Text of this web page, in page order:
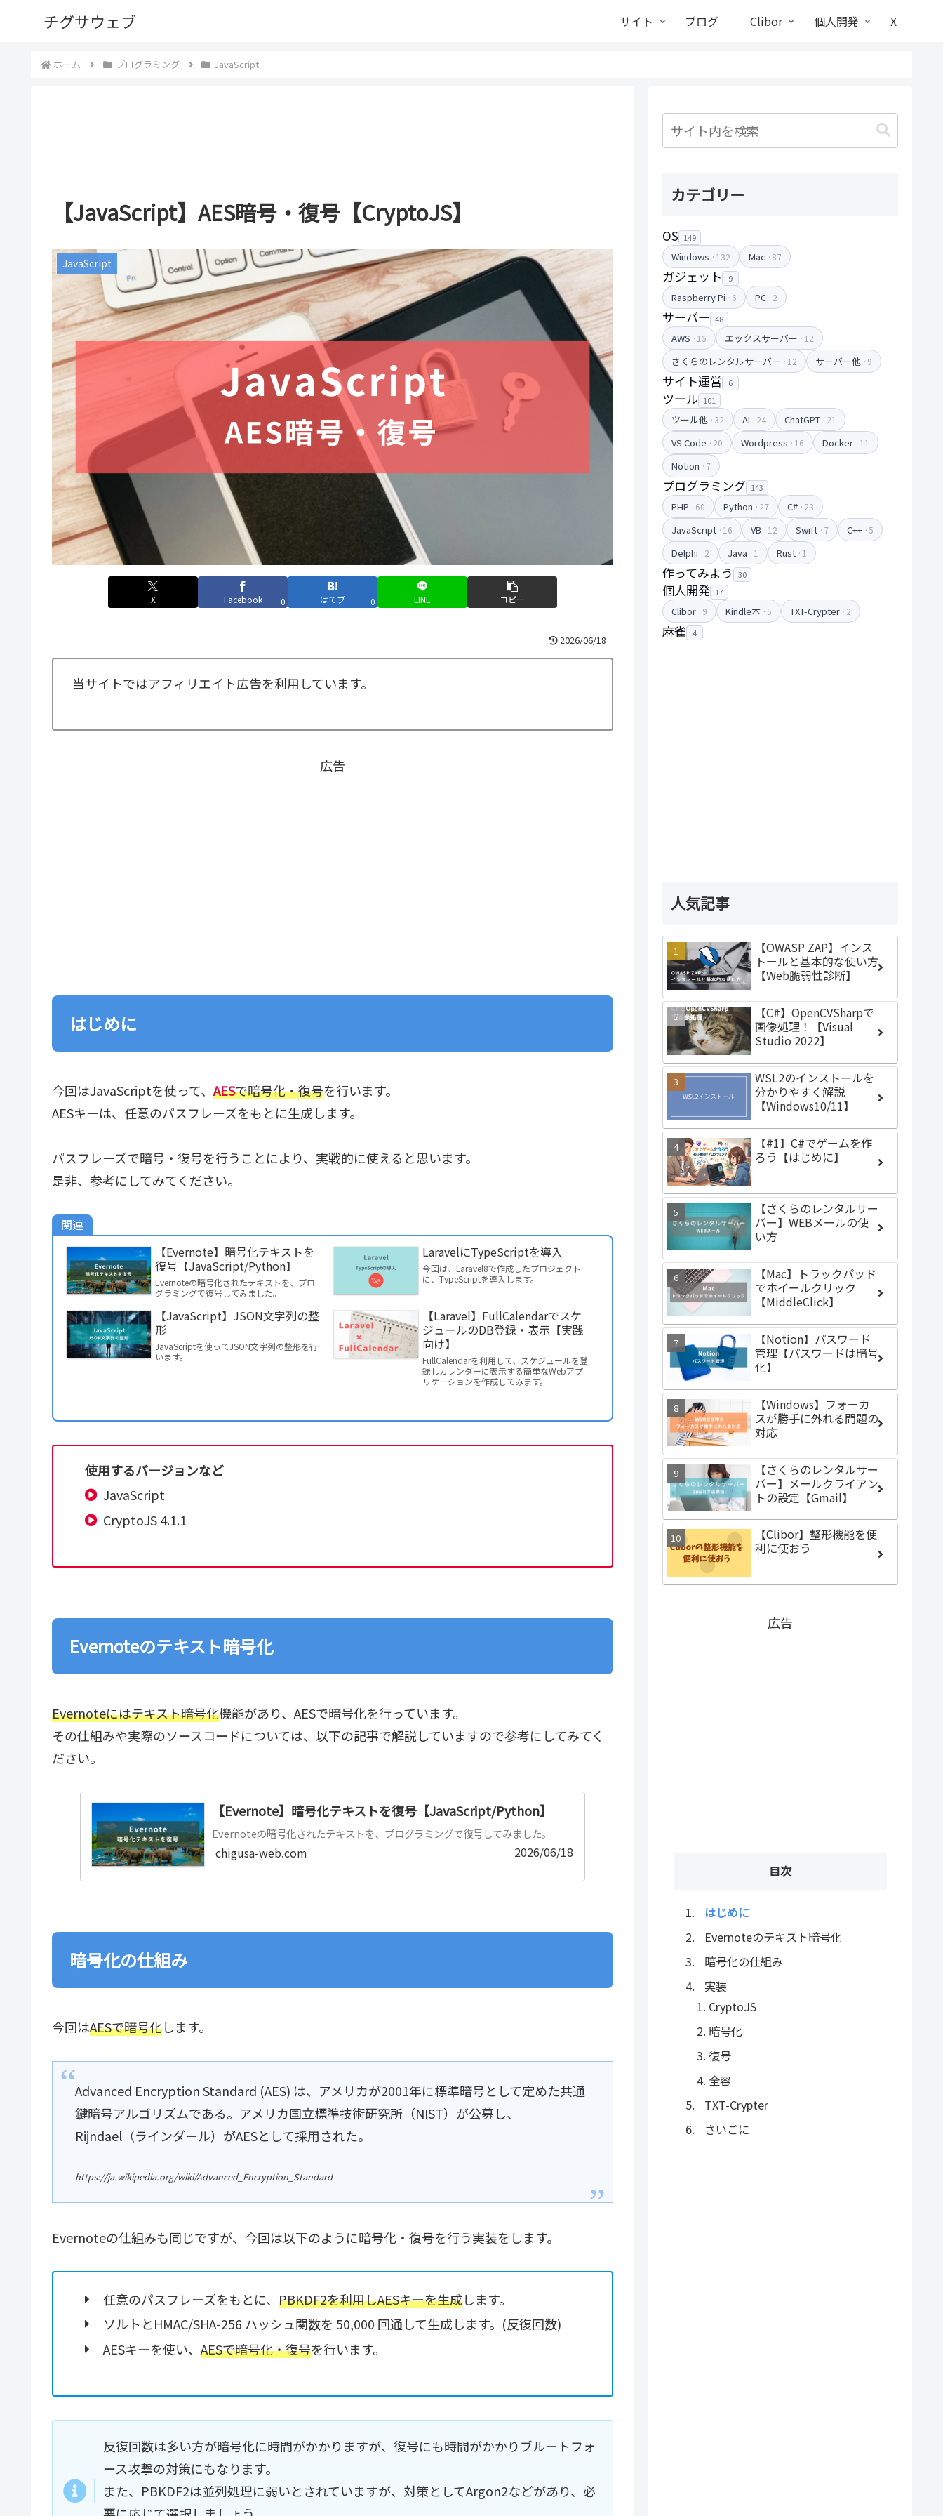
チグサウェブ サイト ブログ Clibor 個人開発 X
ホーム プログラミング JavaScript
【JavaScript】AES暗号・復号【CryptoJS】
JavaScript
X Facebook 0 はてブ 0 LINE コピー
2026/06/18
当サイトではアフィリエイト広告を利用しています。
広告
はじめに
今回はJavaScriptを使って、 AESで暗号化・復号を行います。
AESキーは、任意のパスフレーズをもとに生成します。
パスフレーズで暗号・復号を行うことにより、実戦的に使えると思います。
是非、参考にしてみてください。
関連
【Evernote】暗号化テキストを
復号【JavaScript/Python】
Evernoteの暗号化されたテキストを、プロ
グラミングで復号してみました。
LaravelにTypeScriptを導入
今回は、Laravel8で作成したプロジェクト
に、TypeScriptを導入します。
【JavaScript】JSON文字列の整
形
JavaScriptを使ってJSON文字列の整形を行
います。
【Laravel】FullCalendarでスケ
ジュールのDB登録・表示【実践
向け】
FullCalendarを利用して、スケジュールを登
録しカレンダーに表示する簡単なWebアプ
リケーションを作成してみます。
使用するバージョンなど
JavaScript
CryptoJS 4.1.1
Evernoteのテキスト暗号化
Evernoteにはテキスト暗号化機能があり、AESで暗号化を行っています。
その仕組みや実際のソースコードについては、以下の記事で解説していますので参考にしてみてく
ださい。
【Evernote】暗号化テキストを復号【JavaScript/Python】
Evernoteの暗号化されたテキストを、プログラミングで復号してみました。
chigusa-web.com 2026/06/18
暗号化の仕組み
今回はAESで暗号化します。
Advanced Encryption Standard (AES) は、アメリカが2001年に標準暗号として定めた共通
鍵暗号アルゴリズムである。アメリカ国立標準技術研究所（NIST）が公募し、
Rijndael（ラインダール）がAESとして採用された。
https://ja.wikipedia.org/wiki/Advanced_Encryption_Standard
Evernoteの仕組みも同じですが、今回は以下のように暗号化・復号を行う実装をします。
任意のパスフレーズをもとに、 PBKDF2を利用しAESキーを生成します。
ソルトとHMAC/SHA-256 ハッシュ関数を 50,000 回通して生成します。(反復回数)
AESキーを使い、 AESで暗号化・復号を行います。
反復回数は多い方が暗号化に時間がかかりますが、復号にも時間がかかりブルートフォ
ース攻撃の対策にもなります。
また、PBKDF2は並列処理に弱いとされていますが、対策としてArgon2などがあり、必
カテゴリー
OS 149
Windows ·132 Mac ·87
ガジェット 9
Raspberry Pi ·6 PC ·2
サーバー 48
AWS ·15 エックスサーバー ·12
さくらのレンタルサーバー ·12 サーバー他 ·9
サイト運営 6
ツール 101
ツール他 ·32 AI ·24 ChatGPT ·21
VS Code ·20 Wordpress ·16 Docker ·11
Notion ·7
プログラミング 143
PHP ·60 Python ·27 C# ·23
JavaScript ·16 VB ·12 Swift ·7 C++ ·5
Delphi ·2 Java ·1 Rust ·1
作ってみよう 30
個人開発 17
Clibor ·9 Kindle本 ·5 TXT-Crypter ·2
麻雀 4
人気記事
【OWASP ZAP】インス
トールと基本的な使い方
【Web脆弱性診断】
【C#】OpenCVSharpで
画像処理！【Visual
Studio 2022】
WSL2のインストールを
分かりやすく解説
【Windows10/11】
【#1】C#でゲームを作
ろう【はじめに】
【さくらのレンタルサー
バー】WEBメールの使
い方
【Mac】トラックパッド
でホイールクリック
【MiddleClick】
【Notion】パスワード
管理【パスワードは暗号
化】
【Windows】フォーカ
スが勝手に外れる問題の
対応
【さくらのレンタルサー
バー】メールクライアン
トの設定【Gmail】
【Clibor】整形機能を便
利に使おう
広告
目次
はじめに
Evernoteのテキスト暗号化
暗号化の仕組み
実装
CryptoJS
暗号化
復号
全容
TXT-Crypter
さいごに